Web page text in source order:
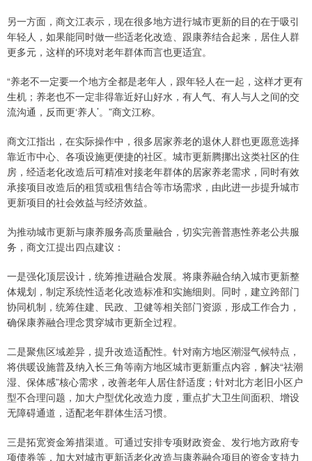
另一方面，商文江表示，现在很多地方进行城市更新的目的在于吸引
年轻人，如果能同时做一些适老化改造、跟康养结合起来，居住人群
更多元，这样的环境对老年群体而言也更适宜。
“养老不一定要一个地方全都是老年人，跟年轻人在一起，这样才更有
生机；养老也不一定非得靠近好山好水，有人气、有人与人之间的交
流沟通，反而更‘养人’。”商文江称。
商文江指出，在实际操作中，很多居家养老的退休人群也更愿意选择
靠近市中心、各项设施更便捷的社区。城市更新腾挪出这类社区的住
房，经适老化改造后可精准对接老年群体的居家养老需求，同时有效
承接项目改造后的租赁或租售结合等市场需求，由此进一步提升城市
更新项目的社会效益与经济效益。
为推动城市更新与康养服务高质量融合，切实完善普惠性养老公共服
务，商文江提出四点建议：
一是强化顶层设计，统筹推进融合发展。将康养融合纳入城市更新整
体规划，制定系统性适老化改造标准和实施细则。同时，建立跨部门
协同机制，统筹住建、民政、卫健等相关部门资源，形成工作合力，
确保康养融合理念贯穿城市更新全过程。
二是聚焦区域差异，提升改造适配性。针对南方地区潮湿气候特点，
将供暖设施普及纳入长三角等南方地区城市更新重点内容，解决“祛潮
湿、保体感”核心需求，改善老年人居住舒适度；针对北方老旧小区户
型不合理问题，加大户型优化改造力度，重点扩大卫生间面积、增设
无障碍通道，适配老年群体生活习惯。
三是拓宽资金筹措渠道。可通过安排专项财政资金、发行地方政府专
项债券等，加大对城市更新适老化改造与康养融合项目的资金支持力